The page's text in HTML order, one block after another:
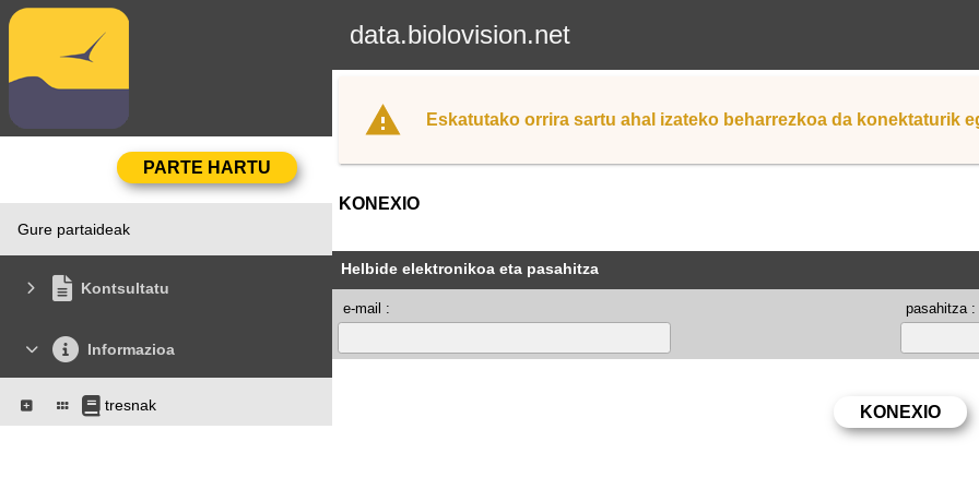
data.biolovision.net
Gure partaideak
Kontsultatu
Informazioa
tresnak
Eskatutako orrira sartu ahal izateko beharrezkoa da konektaturik
KONEXIO
Helbide elektronikoa eta pasahitza
e-mail : pasahitza :